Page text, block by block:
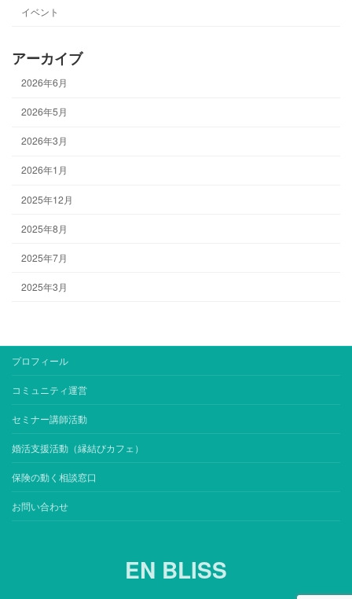
イベント
アーカイブ
2026年6月
2026年5月
2026年3月
2026年1月
2025年12月
2025年8月
2025年7月
2025年3月
プロフィール
コミュニティ運営
セミナー講師活動
婚活支援活動（縁結びカフェ）
保険の動く相談窓口
お問い合わせ
EN BLISS